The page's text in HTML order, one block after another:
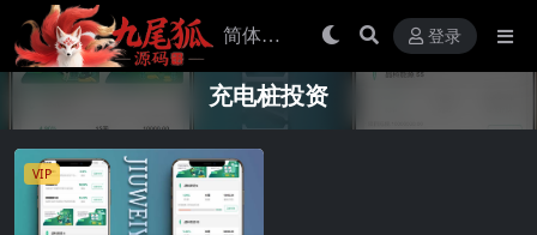
登录
充电桩投资
VIP